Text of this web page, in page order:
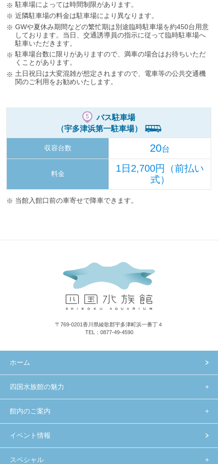
駐車場によっては時間制限があります。
近隣駐車場の料金は駐車場により異なります。
GWや夏休み期間などの繁忙期は別途臨時駐車場を約450台用意
しております。当日、交通誘導員の指示に従って臨時駐車場へ
駐車いただきます。
駐車場台数に限りがありますので、満車の場合はお待ちいただ
くことがあります。
土日祝日は大変混雑が想定されますので、電車等の公共交通機
関のご利用をお勧めいたします。
バス駐車場
（宇多津浜第一駐車場）
収容台数 20台
料金
1日2,700円（前払い
式）
当館入館口前の車寄せで降車できます。
〒769-0201香川県綾歌郡宇多津町浜一番丁４
TEL：0877-49-4590
ホーム
四国水族館の魅力
館内のご案内
イベント情報
スペシャル